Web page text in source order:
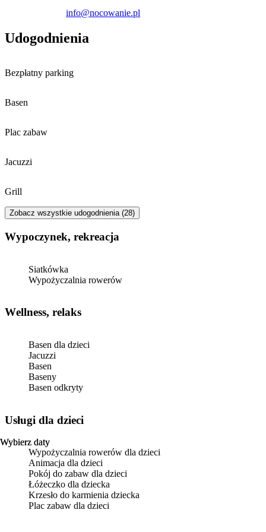
info@nocowanie.pl
Wybierz daty
Wybierz daty
Udogodnienia
Bezpłatny parking
Basen
Plac zabaw
Jacuzzi
Grill
Zobacz wszystkie udogodnienia (28)
Wypoczynek, rekreacja
Siatkówka
Wypożyczalnia rowerów
Wellness, relaks
Basen dla dzieci
Jacuzzi
Basen
Baseny
Basen odkryty
usługi dla dzieci
Wypożyczalnia rowerów dla dzieci
Animacja dla dzieci
Pokój do zabaw dla dzieci
Łóżeczko dla dziecka
Krzesło do karmienia dziecka
Plac zabaw dla dzieci